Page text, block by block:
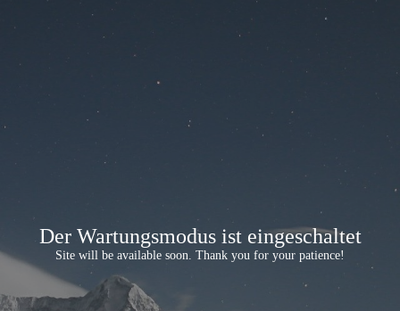
Der Wartungsmodus ist eingeschaltet
Site will be available soon. Thank you for your patience!